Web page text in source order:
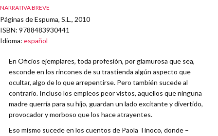
NARRATIVA BREVE
Páginas de Espuma, S.L., 2010
ISBN: 9788483930441
Idioma: español
En Oficios ejemplares, toda profesión, por glamurosa que sea,
esconde en los rincones de su trastienda algún aspecto que
ocultar, algo de lo que arrepentirse. Pero también sucede al
contrario. Incluso los empleos peor vistos, aquellos que ninguna
madre querría para su hijo, guardan un lado excitante y divertido,
provocador y morboso que los hace atrayentes.
Eso mismo sucede en los cuentos de Paola Tinoco, donde –